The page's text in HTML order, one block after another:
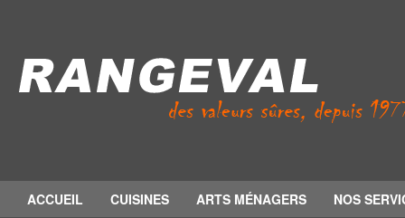
ACCUEIL CUISINES ARTS MÉNAGERS NOS